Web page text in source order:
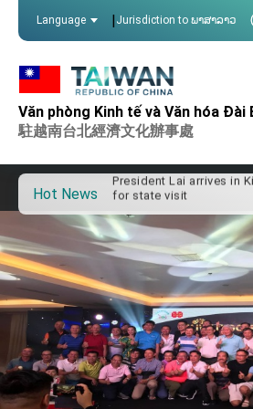
Language | Jurisdiction to ພາສາລາວ
Văn phòng Kinh tế và Văn hóa Đài
駐越南台北經濟文化辦事處
Hot News
Important Remarks of
Affairs
Taiwan government to
advancing Taiwan-US
VP Hsiao addresses
Taiwan’s economic
President Lai
President Lai’s remarks
President Lai
President Lai holds
Taiwan- US Economic
Dialogue
FM Lin attends Taiwan
TIBE